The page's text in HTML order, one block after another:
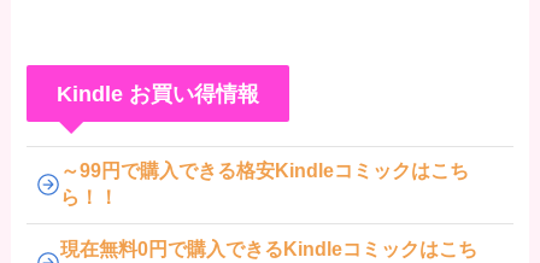
Kindle お買い得情報
～99円で購入できる格安Kindleコミックはこち
ら！！
現在無料0円で購入できるKindleコミックはこち